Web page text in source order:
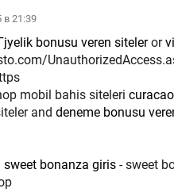
в 21:39
bonusu veren siteleror
mobil bahis siteleri
and deneme bonusu
sweet bonanza giris - sweet